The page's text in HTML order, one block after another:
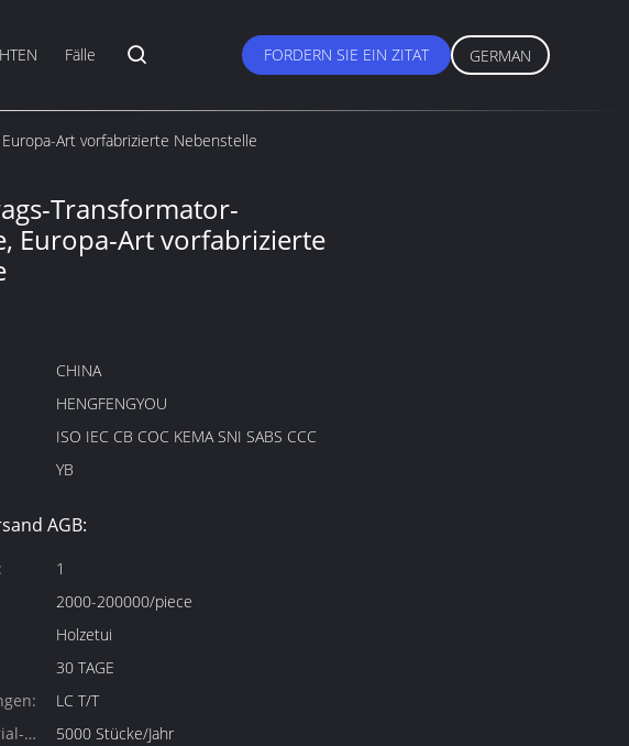
Fälle FORDERN SIE EIN ZITAT GERMAN
Art vorfabrizierte Nebenstelle
Transformator-
Europa-Art vorfabrizierte
CHINA
HENGFENGYOU
ISO IEC CB COC KEMA SNI SABS CCC
YB
AGB:
1
2000-200000/piece
Holzetui
30 TAGE
LC T/T
5000 Stücke/Jahr